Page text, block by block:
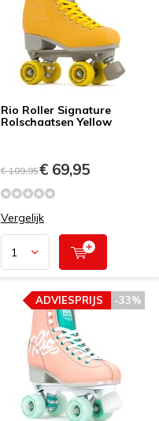
Rio Roller Signature
Rolschaatsen Yellow
€ 109,95€ 69,95
Vergelijk
-33%
ADVIESPRIJS